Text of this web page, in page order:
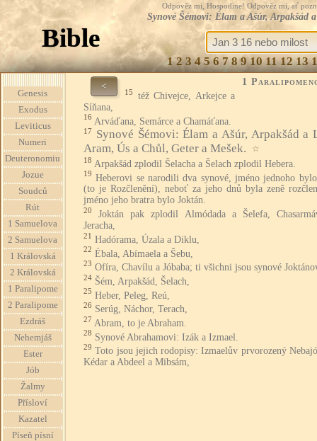
Odpověz mi, Hospodine! Odpověz mi, ať
Synové Šémovi: Élam a Ašúr,
Bible
1 2 3 4 5 6 7 8 9 10 11 12 13
Genesis
Exodus
Leviticus
Numeri
Deuteronomiu
Jozue
Soudců
Rút
1 Samuelova
2 Samuelova
1 Královská
2 Královská
1 Paralipome
2 Paralipome
Ezdráš
Nehemjáš
Ester
Jób
Žalmy
Přísloví
Kazatel
Píseň písní
< 1
15
též Chivejce, Arkejce a
Síňana,
16 Arváďana, Semárce a Chamáťana.
17
Synové Šémovi: Élam a Ašúr, Arpakšád a
Aram, Ús a Chůl, Geter a Mešek.
☆
18 Arpakšád zplodil Šelacha a Šelach zplodil Hebera.
19 Heberovi se narodili dva synové, jméno jednoho
(to je Rozčlenění), neboť za jeho dnů byla zeně
jméno jeho bratra bylo Joktán.
20
Joktán pak zplodil Almódada a Šelefa,
Jeracha,
21 Hadórama, Úzala a Diklu,
22 Ébala, Abímaela a Šebu,
23 Ofíra, Chavílu a Jóbaba; ti všichni jsou synové
24 Šém, Arpakšád, Šelach,
25 Heber, Peleg, Reú,
26 Serúg, Náchor, Terach,
27 Abram, to je Abraham.
28 Synové Abrahamovi: Izák a Izmael.
29 Toto jsou jejich rodopisy: Izmaelův prvorozený
Kédar a Abdeel a Mibsám,